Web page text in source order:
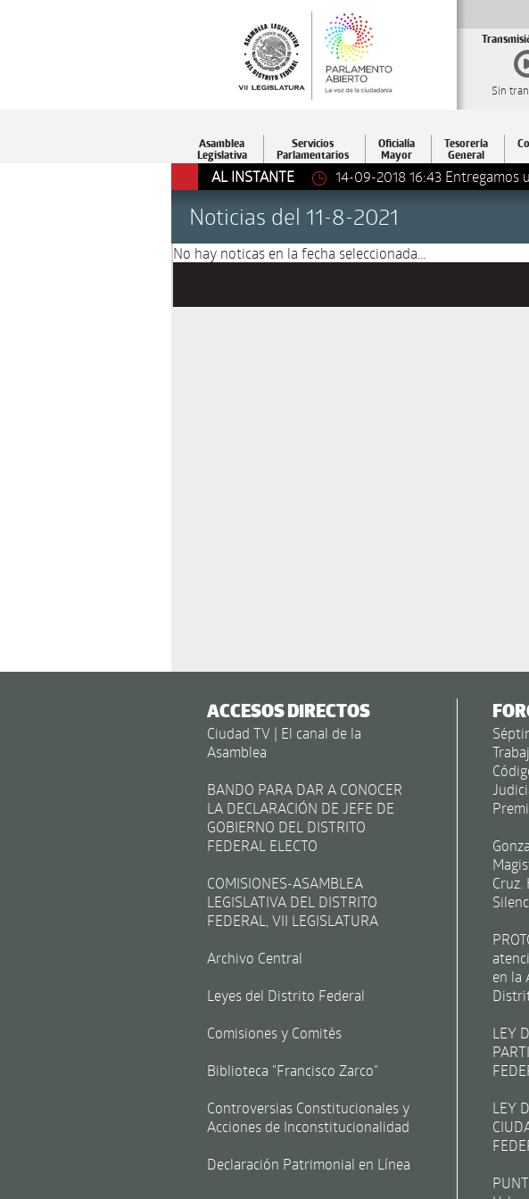
Sin
Asamblea
Legislativa
Servicios
Parlamentarios
Oficialía
Mayor
Tesorería
General
AL INSTANTE 14-09-2018 16:43 Entregamos
Noticias del 11-8-2021
No hay noticas en la fecha seleccionada...
ACCESOS DIRECTOS
Ciudad TV | El canal de la
Asamblea
BANDO PARA DAR A CONOCER
LA DECLARACIÓN DE JEFE DE
GOBIERNO DEL DISTRITO
FEDERAL ELECTO
COMISIONES-ASAMBLEA
LEGISLATIVA DEL DISTRITO
FEDERAL, VII LEGISLATURA
Archivo Central
Leyes del Distrito Federal
Comisiones y Comités
Biblioteca "Francisco Zarco"
Controversias Constitucionales y
Acciones de Inconstitucionalidad
Declaración Patrimonial en Línea
Cruz.
en la
LEY
LEY